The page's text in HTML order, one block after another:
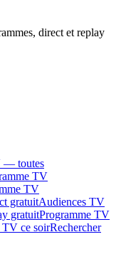
direct et replay
— toutes
TV
TV
gratuitAudiences TV
gratuitProgramme TV
TV ce soirRechercher